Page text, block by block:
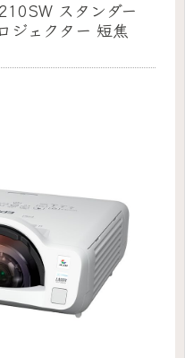
スタンダー
ジェクター 短焦